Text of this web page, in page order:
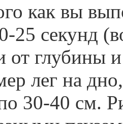
как вы
25 секунд
от глубины
лег на
30-40 см.